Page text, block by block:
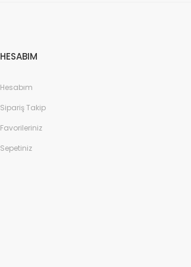
HESABIM
Hesabım
Sipariş Takip
Favorileriniz
Sepetiniz